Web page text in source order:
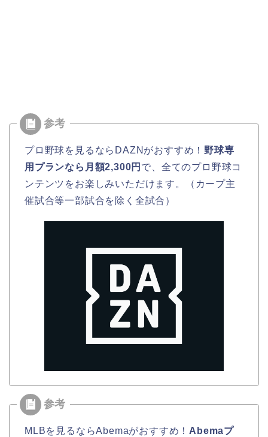
プロ野球を見るならDAZNがおすすめ！ 野球専
用プランなら月額2,300円 で、全てのプロ野球コ
ンテンツをお楽しみいただけます。（カープ主
催試合等一部試合を除く全試合）
MLBを見るならAbemaがおすすめ！ Abemaプ